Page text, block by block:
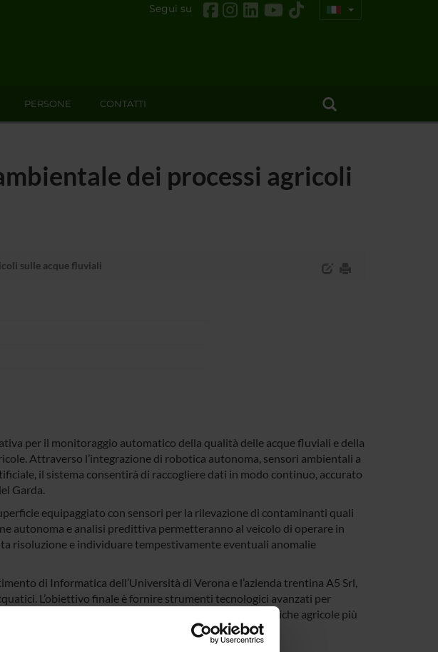
Segui su
PERSONE CONTATTI
dei processi agricoli
sulle acque fluviali
per il monitoraggio automatico della qualità delle acque fluviali e della
Attraverso l’integrazione di robotica autonoma, sensori ambientali a
il sistema consentirà di raccogliere dati in modo continuo, accurato
Garda.
equipaggiato con sensori per la rilevazione di contaminanti quali
autonoma e analisi predittiva permetteranno al veicolo di operare in
risoluzione e individuare tempestivamente eventuali anomalie
di Informatica dell’Università di Verona e l’azienda trentina A5 Srl,
L’obiettivo finale è fornire strumenti tecnologici avanzati per
dello stato di salute delle acque e l’adozione di pratiche agricole più